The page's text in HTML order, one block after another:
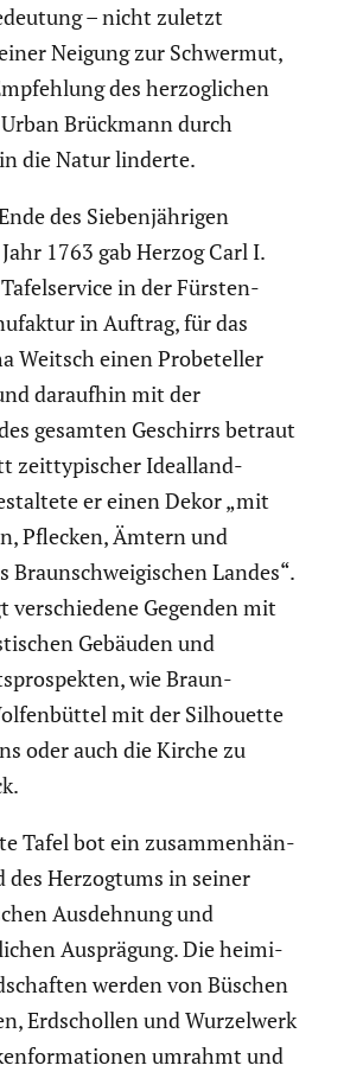
– nicht zuletzt
Neigung zur Schwermut,
des herzog­li­chen
Brückmann durch
die Natur linderte.
des Sieben­jäh­rigen
1763 gab Herzog Carl I.
in der Fürsten­
in Auftrag, für das
Weitsch einen Probeteller
daraufhin mit der
gesamten Geschirrs betraut
zeitty­pi­scher Ideal­land­
er einen Dekor „mit
Pflecken, Ämtern und
Braun­schwei­gi­schen Landes“.
verschie­dene Gegenden mit
Gebäuden und
wie Braun­
mit der Silhou­ette
oder auch die Kirche zu
Tafel bot ein zusam­men­hän­
des Herzog­tums in seiner
Ausdeh­nung und
Ausprä­gung. Die heimi­
werden von Büschen
Erdschollen und Wurzel­werk
umrahmt und